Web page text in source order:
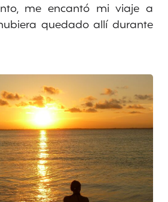
me encantó mi viaje a
quedado allí durante